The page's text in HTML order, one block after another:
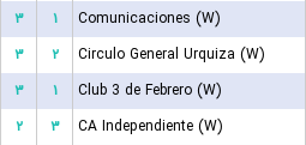
۳ ۱
Comunicaciones (W)
۳ ۲
Circulo General Urquiza (W)
۳ ۱
Club 3 de Febrero (W)
۲ ۳
CA Independiente (W)